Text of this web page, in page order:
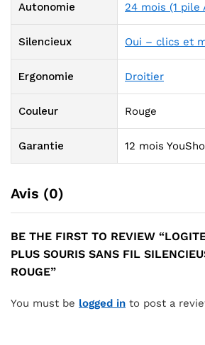
Autonomie 24 mois (1 pile
Silencieux Oui – clics et
Ergonomie Droitier
Couleur Rouge
Garantie 12 mois
Avis (0)
BE THE FIRST TO REVIEW
PLUS SOURIS SANS FIL
ROUGE”
You must be logged in to post a